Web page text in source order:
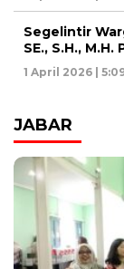
Segelintir
SE., S.H.,
1 April 2026 |
JABAR